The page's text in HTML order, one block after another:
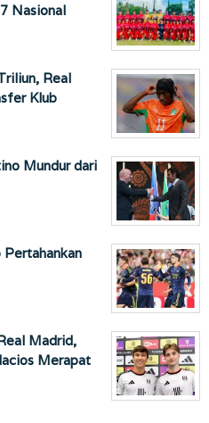
Nasional
Real
Klub
Mundur dari
Pertahankan
Madrid,
Merapat